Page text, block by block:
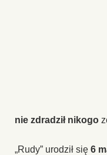
nie zdradził nikogo
„Rudy” urodził się 6